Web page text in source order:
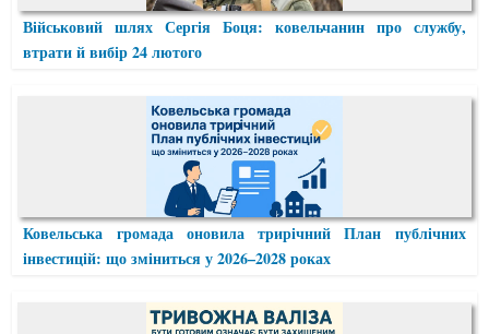
Військовий шлях Сергія Боця: ковельчанин про службу,
втрати й вибір 24 лютого
Ковельська громада оновила трирічний План публічних
інвестицій: що зміниться у 2026–2028 роках